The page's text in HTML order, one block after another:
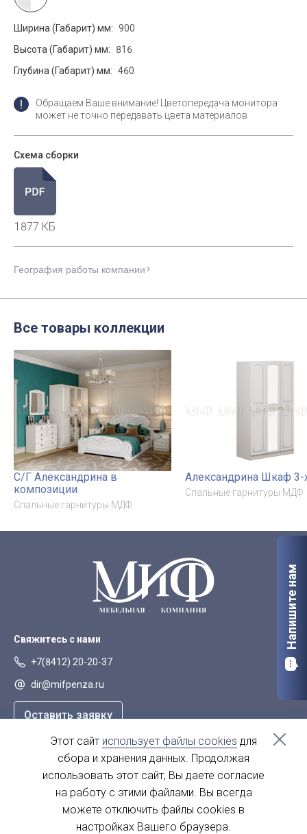
Ширина (Габарит) мм: 900
Высота (Габарит) мм:
816
Глубина (Габарит) мм: 460
Обращаем Ваше внимание! Цветопередача монитора
может не точно передавать цвета материалов
Схема сборки
1877 КБ
География работы компании
Все товары коллекции
С/Г Александрина в
композиции
Спальные гарнитуры МДФ
Александрина Шкаф 3-
Спальные гарнитуры МДФ
Свяжитесь с нами
+7(8412) 20-20-37
dir@mifpenza.ru
Оставить заявку
г. Пенза, ул. Аустрина, 139а
пн-пт - с 9.00-18.00
сб, вс - выходной
Напишите нам
Этот сайт использует файлы cookies для
сбора и хранения данных. Продолжая
использовать этот сайт, Вы даете согласие
на работу с этими файлами. Вы всегда
можете отключить файлы cookies в
настройках Вашего браузера.